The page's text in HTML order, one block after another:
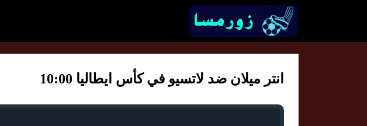
انتر ميلان ضد لاتسيو في كأس ايطاليا 10:00